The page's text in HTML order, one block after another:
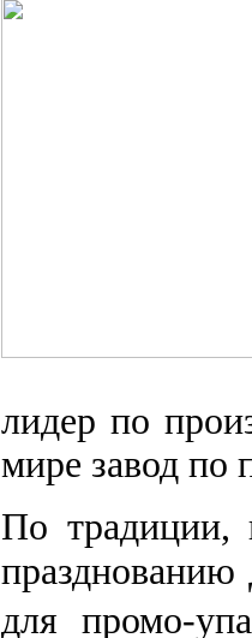
лидер по
мире завод по
По традиции,
празднованию
для промо-